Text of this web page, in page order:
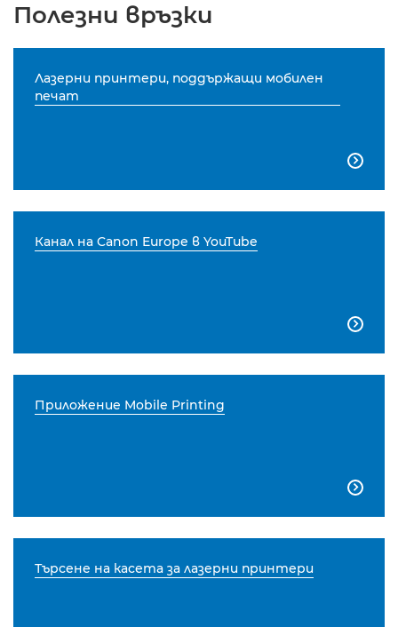
Полезни връзки
Лазерни принтери, поддържащи мобилен
печат

Канал на Canon Europe в YouTube

Приложение Mobile Printing

Търсене на касета за лазерни принтери